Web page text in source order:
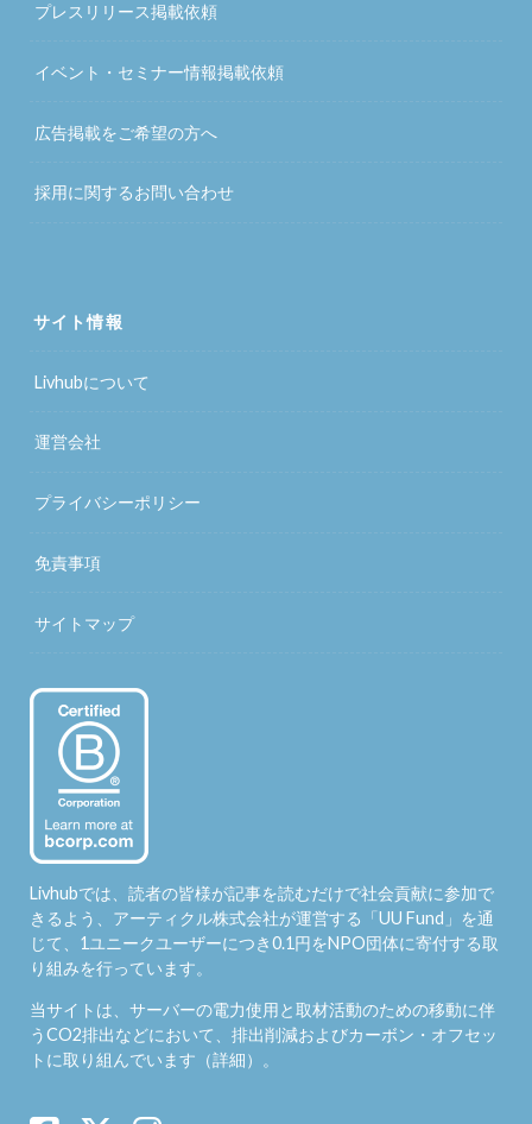
プレスリリース掲載依頼
イベント・セミナー情報掲載依頼
広告掲載をご希望の方へ
採用に関するお問い合わせ
サイト情報
Livhubについて
運営会社
プライバシーポリシー
免責事項
サイトマップ
Livhubでは、読者の皆様が記事を読むだけで社会貢献に参加で
きるよう、アーティクル株式会社が運営する「UU Fund 」を通
じて、1ユニークユーザーにつき0.1円をNPO団体に寄付する取
り組みを行っています。
当サイトは、サーバーの電力使用と取材活動のための移動に伴
うCO2排出などにおいて、排出削減およびカーボン・オフセッ
トに取り組んでいます（詳細）。